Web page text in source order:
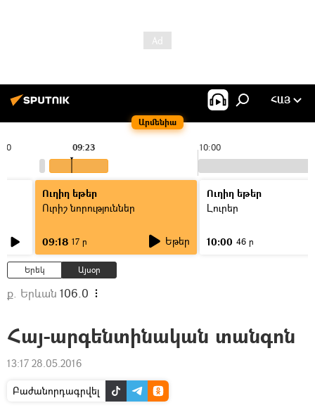
Արմենիա
ՀԱՅ
10:00
09:23
Ուղիղ եթեր
Ուրիշ նորություններ
09:18 17 ր Եթեր
Ուղիղ եթեր
Լուրեր
10:00 46 ր
Երեկ Այսօր
ք. Երևան 106.0
Հայ-արգենտինական տանգոն
13:17 28.05.2016
Բաժանորդագրվել